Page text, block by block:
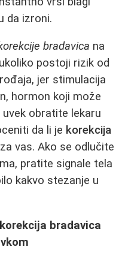
da izroni.
bradavica na
postoji rizik od
jer stimulacija
hormon koji može
obratite lekaru
da li je korekcija
vas. Ako se odlučite
pratite signale tela
kakvo stezanje u
bradavica